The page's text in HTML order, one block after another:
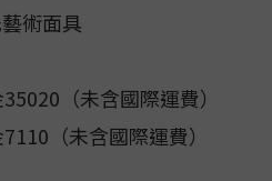
術面具
（未含國際運費）
（未含國際運費）